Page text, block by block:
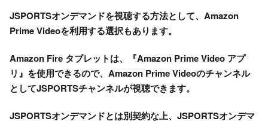
JSPORTSオンデマンドを視聴する方法として、Amazon
Prime Videoを利用する選択もあります。
Amazon Fire タブレットは、『Amazon Prime Video アプ
リ』を使用できるので、Amazon Prime Videoのチャンネル
としてJSPORTSチャンネルが視聴できます。
JSPORTSオンデマンドとは別契約な上、JSPORTSオンデマ